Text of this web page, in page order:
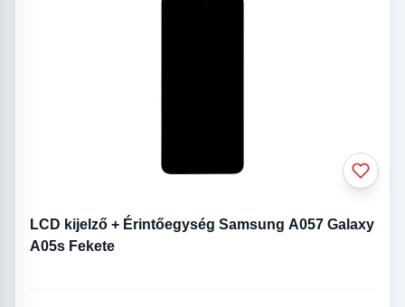
LCD kijelző + Érintőegység Samsung A057 Galaxy
A05s Fekete